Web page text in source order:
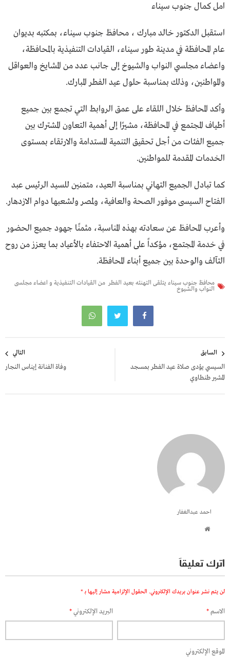
امل كمال جنوب سيناء
استقبل الدكتور خالد مبارك ، محافظ جنوب سيناء، بمكتبه بديوان
عام المحافظة في مدينة طور سيناء، القيادات التنفيذية بالمحافظة،
واعضاء مجلسي النواب والشيوخ إلى جانب عدد من المشايخ والعواقل
والمواطنين، وذلك بمناسبة حلول عيد الفطر المبارك.
وأكد المحافظ خلال اللقاء على عمق الروابط التي تجمع بين جميع
أطياف المجتمع في المحافظة، مشيرًا إلى أهمية التعاون المشترك بين
جميع الفئات من أجل تحقيق التنمية المستدامة والارتقاء بمستوى
الخدمات المقدمة للمواطنين.
كما تبادل الجميع التهاني بمناسبة العيد، متمنين للسيد الرئيس عبد
الفتاح السيسى موفور الصحة والعافية، ولمصر ولشعبها دوام الازدهار.
وأعرب المحافظ عن سعادته بهذه المناسبة، مثمنًا جهود جميع الحضور
في خدمة المجتمع، مؤكداً على أهمية الاحتفاء بالأعياد بما يعزز من روح
التآلف والوحدة بين جميع أبناء المحافظة.
محافظ جنوب سيناء يتلقى التهنئه بعيد الفطر من القيادات التنفيذية و اعضاء مجلسى
النواب والشيوخ
المقالات
السابق
السيسي يؤدى صلاة عيد الفطر بمسجد
المشير طنطاوي
التالي
وفاة الفنانة إيناس النجار
احمد عبدالغفار
اترك تعليقاً
لن يتم نشر عنوان بريدك الإلكتروني. الحقول الإلزامية مشار إليها بـ *
الاسم* البريد الإلكتروني*
الموقع الإلكتروني